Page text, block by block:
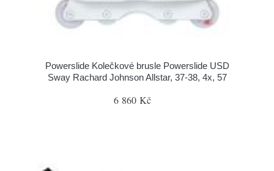
Powerslide Kolečkové brusle Powerslide USD
Sway Rachard Johnson Allstar, 37-38, 4x, 57
6 860 Kč